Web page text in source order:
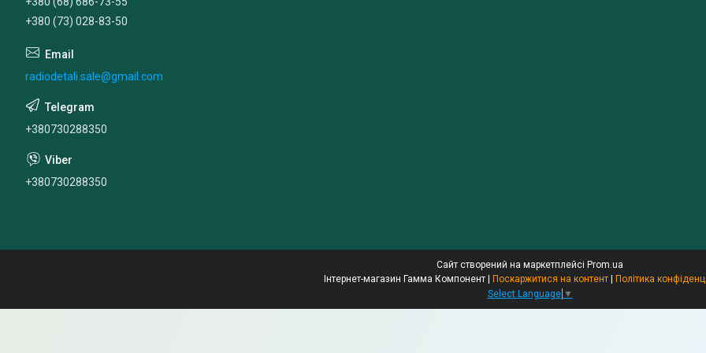
+380 (73) 028-83-50
radiodetali.sale@gmail.com
+380730288350
+380730288350
Сайт створений на маркетплейсі Prom.ua
Поскаржитися на контент
Політика
Select Language ▼